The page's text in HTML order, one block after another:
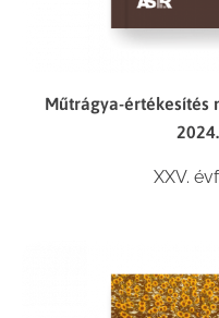
Műtrágya-értékesítés
XXV.